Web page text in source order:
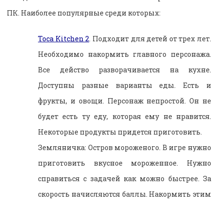
ПК. Наиболее популярные среди которых:
Toca Kitchen 2. Подходит для детей от трех лет.
Необходимо накормить главного персонажа.
Все действо разворачивается на кухне.
Доступны разные варианты еды. Есть и
фрукты, и овощи. Персонаж непростой. Он не
будет есть ту еду, которая ему не нравится.
Некоторые продукты придется приготовить.
Земляничка: Остров мороженого. В игре нужно
приготовить вкусное мороженное. Нужно
справиться с задачей как можно быстрее. За
скорость начисляются баллы. Накормить этим